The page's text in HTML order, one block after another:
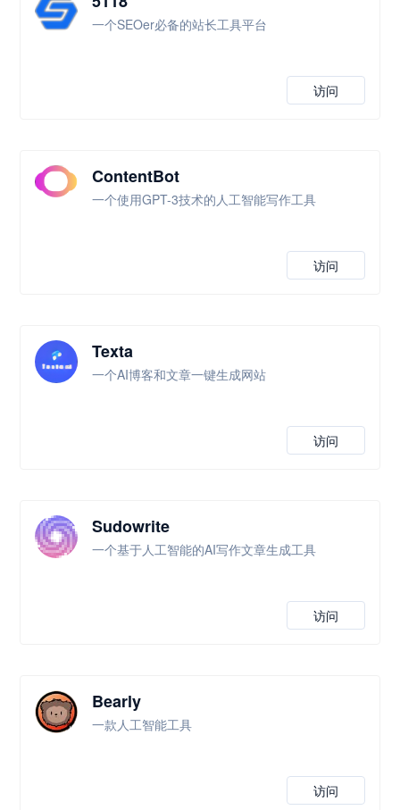
一个SEOer必备的站长工具平台
访问
ContentBot
一个使用GPT-3技术的人工智能写作工具
访问
Texta
一个AI博客和文章一键生成网站
访问
Sudowrite
一个基于人工智能的AI写作文章生成工具
访问
Bearly
一款人工智能工具
访问